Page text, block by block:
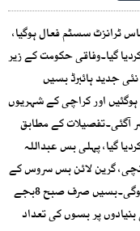
ماس ٹرانزٹ سسٹم فعال ہوگیا،
گیا۔وفاقی حکومت کے زیر
جدید ہائبرڈ بسیں
آپریشنل ہوگئیں اور کراچی کے شہریوں
آگئی۔تفصیلات کے مطابق
گیا، پہلی بس عبداللہ
گرین لائن بس سروس کے
21اسٹاپس میں سے 11 اسٹاپس پر سہولت میسر ہوگی۔بسیں صرف صبح 8بجے
بنیادوں پر بسوں کی تعداد